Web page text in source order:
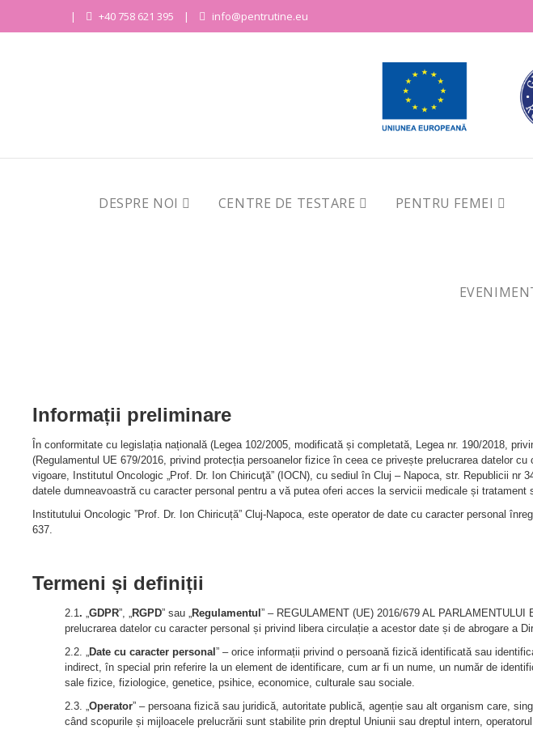
+40 758 621 395 info@pentrutine.eu
DESPRE NOI CENTRE DE TESTARE PENTRU FEMEI
Informații preliminare
În conformitate cu legislația națională (Legea 102/2005, modificată și completată, Legea nr. 190/2018,
(Regulamentul UE 679/2016, privind protecția persoanelor fizice în ceea ce privește prelucrarea datelor
vigoare, Institutul Oncologic „Prof. Dr. Ion Chiricuţă” (IOCN), cu sediul în Cluj – Napoca, str. Republicii nr
datele dumneavoastră cu caracter personal pentru a vă putea oferi acces la servicii medicale și tratament
Institutului Oncologic ”Prof. Dr. Ion Chiricuță” Cluj-Napoca, este operator de date cu caracter personal
637.
Termeni și definiții
2.1. „GDPR”, „RGPD” sau „Regulamentul ” – REGULAMENT (UE) 2016/679 AL
prelucrarea datelor cu caracter personal și privind libera circulație a acestor date și de abrogare a
2.2. „Date cu caracter personal ” – orice informații privind o persoană fizică identificată sau
indirect, în special prin referire la un element de identificare, cum ar fi un nume, un număr de
sale fizice, fiziologice, genetice, psihice, economice, culturale sau sociale.
2.3. „Operator” – persoana fizică sau juridică, autoritate publică, agenție sau alt organism care,
când scopurile și mijloacele prelucrării sunt stabilite prin dreptul Uniunii sau dreptul intern,